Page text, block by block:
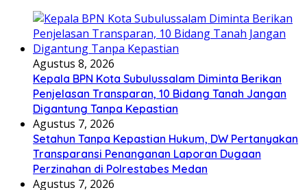
Agustus 8, 2026
Kepala BPN Kota Subulussalam Diminta Berikan
Penjelasan Transparan, 10 Bidang Tanah Jangan
Digantung Tanpa Kepastian
Agustus 7, 2026
Setahun Tanpa Kepastian Hukum, DW Pertanyakan
Transparansi Penanganan Laporan Dugaan
Perzinahan di Polrestabes Medan
Agustus 7, 2026